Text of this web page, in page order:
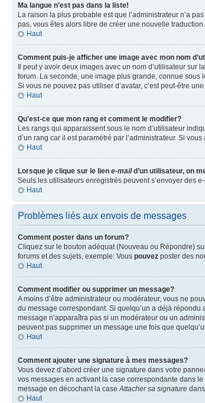
Ma langue n’est pas dans la liste!
La raison la plus probable est que l’administrateur n’a
pas, vous êtes alors libre de créer une nouvelle
Haut
Comment puis-je afficher une image avec mon nom
Il peut y avoir deux images avec un nom d’utilisateur
forum. La seconde, une image plus grande, connue sous
Si vous ne pouvez pas utiliser d’avatar, c’est peut-être
Haut
Qu’est-ce que mon rang et comment le modifier?
Les rangs qui apparaissent sous le nom d’utilisateur
d’un rang car il est paramétré par l’administrateur. Si
Haut
Lorsque je clique sur le lien e-maild’un utilisateur, on
Seuls les utilisateurs enregistrés peuvent s’envoyer des
Haut
Problèmes liés aux envois de messages
Comment poster dans un forum?
Cliquez sur le bouton adéquat (Nouveau ou Répondre)
forums et des sujets, exemple: Vous pouvez poster des
Haut
Comment modifier ou supprimer un message?
A moins d’être administrateur ou modérateur, vous ne
du message correspondant. Si quelqu’un a déjà répondu
message n’apparaîtra pas si un modérateur ou un
peuvent pas supprimer un message une fois que
Haut
Comment ajouter une signature à mes messages?
Vous devez d’abord créer une signature dans votre
vos messages en activant la case correspondante dans
message en décochant la case Attacher sa signature
Haut